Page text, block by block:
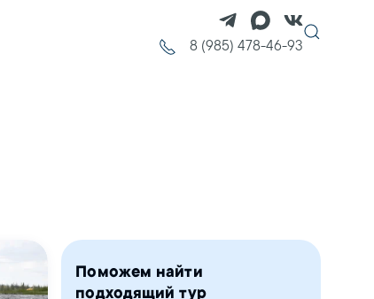
8 (985) 478-46-93
Поможем найти
подходящий тур